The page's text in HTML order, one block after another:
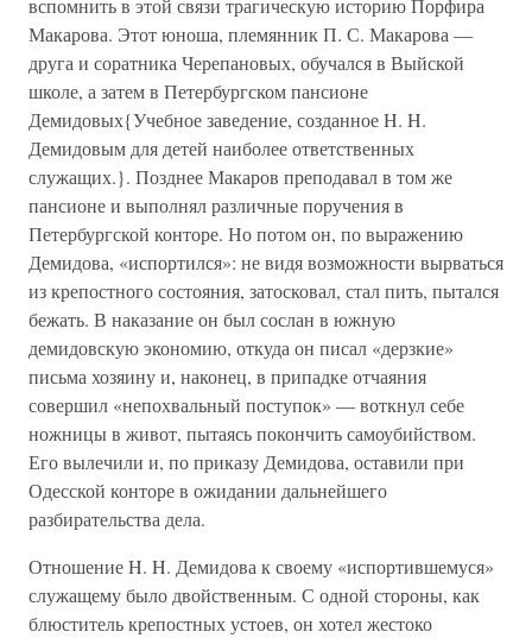
вспомнить в этой связи трагическую историю Порфира
Макарова. Этот юноша, племянник П. С. Макарова —
друга и соратника Черепановых, обучался в Выйской
школе, а затем в Петербургском пансионе
Демидовых{Учебное заведение, созданное H. H.
Демидовым для детей наиболее ответственных
служащих.}. Позднее Макаров преподавал в том же
пансионе и выполнял различные поручения в
Петербургской конторе. Но потом он, по выражению
Демидова, «испортился»: не видя возможности вырваться
из крепостного состояния, затосковал, стал пить, пытался
бежать. В наказание он был сослан в южную
демидовскую экономию, откуда он писал «дерзкие»
письма хозяину и, наконец, в припадке отчаяния
совершил «непохвальный поступок» — воткнул себе
ножницы в живот, пытаясь покончить самоубийством.
Его вылечили и, по приказу Демидова, оставили при
Одесской конторе в ожидании дальнейшего
разбирательства дела.
Отношение H. H. Демидова к своему «испортившемуся»
служащему было двойственным. С одной стороны, как
блюститель крепостных устоев, он хотел жестоко